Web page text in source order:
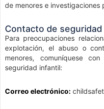
de menores e investigaciones
Contacto de
Para preocupaciones
explotación, el abuso o
menores, comuníquese
seguridad infantil:
Correo electrónico: